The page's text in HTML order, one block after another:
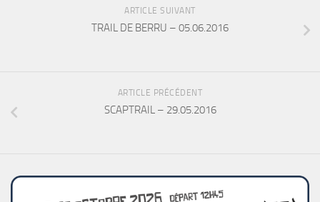
ARTICLE SUIVANT
TRAIL DE BERRU – 05.06.2016
ARTICLE PRÉCÉDENT
SCAPTRAIL – 29.05.2016